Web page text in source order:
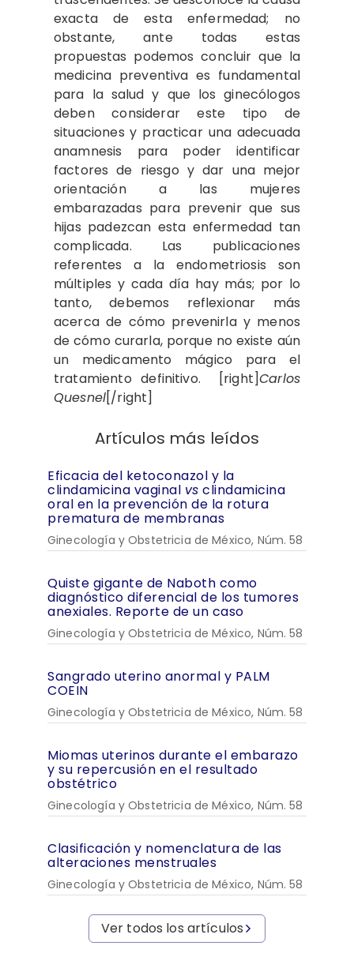
exacta de esta enfermedad; no
obstante, ante todas estas
propuestas podemos concluir que la
medicina preventiva es fundamental
para la salud y que los ginecólogos
deben considerar este tipo de
situaciones y practicar una adecuada
anamnesis para poder identificar
factores de riesgo y dar una mejor
orientación a las mujeres
embarazadas para prevenir que sus
hijas padezcan esta enfermedad tan
complicada. Las publicaciones
referentes a la endometriosis son
múltiples y cada día hay más; por lo
tanto, debemos reflexionar más
acerca de cómo prevenirla y menos
de cómo curarla, porque no existe aún
un medicamento mágico para el
tratamiento definitivo. [right]Carlos
Quesnel[/right]
Artículos más leídos
Eficacia del ketoconazol y la
clindamicina vaginal vs clindamicina
oral en la prevención de la rotura
prematura de membranas
Ginecología y Obstetricia de México, Núm. 58
Quiste gigante de Naboth como
diagnóstico diferencial de los tumores
anexiales. Reporte de un caso
Ginecología y Obstetricia de México, Núm. 58
Sangrado uterino anormal y PALM
COEIN
Ginecología y Obstetricia de México, Núm. 58
Miomas uterinos durante el embarazo
y su repercusión en el resultado
obstétrico
Ginecología y Obstetricia de México, Núm. 58
Clasificación y nomenclatura de las
alteraciones menstruales
Ginecología y Obstetricia de México, Núm. 58
Ver todos los artículos